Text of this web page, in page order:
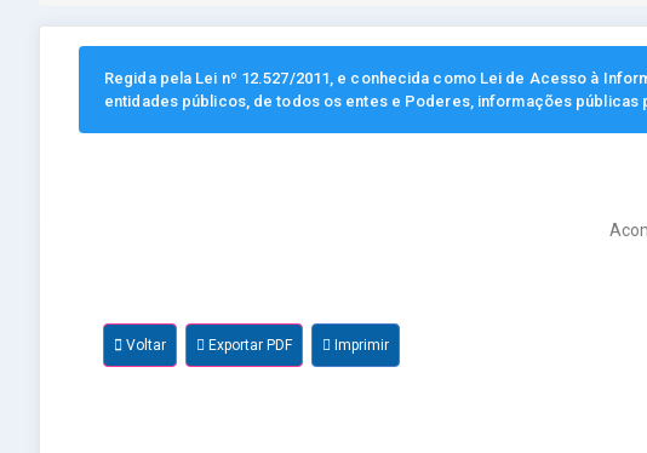
Regida pela Lei nº 12.527/2011, e conhecida como Lei de Acesso à
entidades públicos, de todos os entes e Poderes, informações públicas
Voltar Exportar PDF Imprimir